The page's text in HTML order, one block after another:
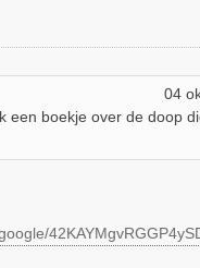
04
een boekje over de doop